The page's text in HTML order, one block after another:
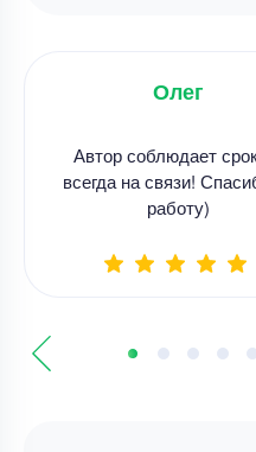
Олег
Автор соблюдает
всегда на связи!
работу)